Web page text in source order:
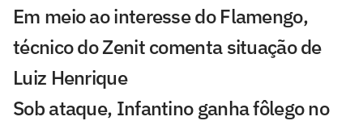
Em meio ao interesse do Flamengo,
técnico do Zenit comenta situação de
Luiz Henrique
Sob ataque, Infantino ganha fôlego no